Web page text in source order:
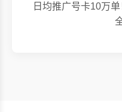
日均推广号卡10万